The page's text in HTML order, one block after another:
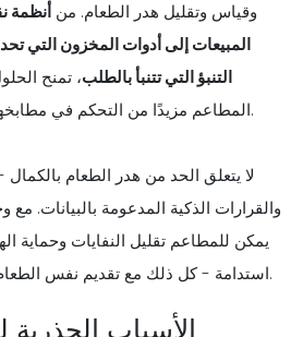
وقياس وتقليل هدر الطعام. من أنظمة
المبيعات إلى أدوات المخزون التي
التنبؤ التي تتنبأ بالطلب، تمنح
المطاعم مزيدًا من التحكم في مطابخهم أكثر من أي وقت مضى.
لا يتعلق الحد من هدر الطعام بالكمال
والقرارات الذكية المدعومة بالبيانات. مع
يمكن للمطاعم تقليل النفايات وحماية
استدامة - كل ذلك مع تقديم نفس الطعام الرائع الذي يحبه ضيوفها.